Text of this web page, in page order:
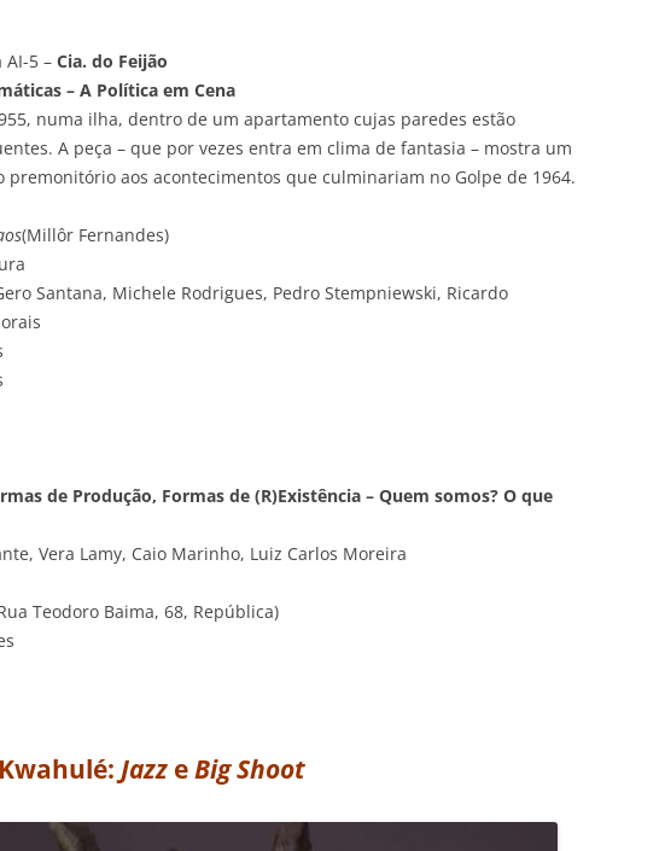
AI-5 – Cia. do Feijão
– A Política em Cena
numa ilha, dentro de um apartamento cujas paredes estão
A peça – que por vezes entra em clima de fantasia – mostra um
premonitório aos acontecimentos que culminariam no Golpe de 1964.
(Millôr Fernandes)
Santana, Michele Rodrigues, Pedro Stempniewski, Ricardo
de Produção, Formas de (R)Existência – Quem somos? O que
Vera Lamy, Caio Marinho, Luiz Carlos Moreira
Teodoro Baima, 68, República)
Jazz eBig Shoot